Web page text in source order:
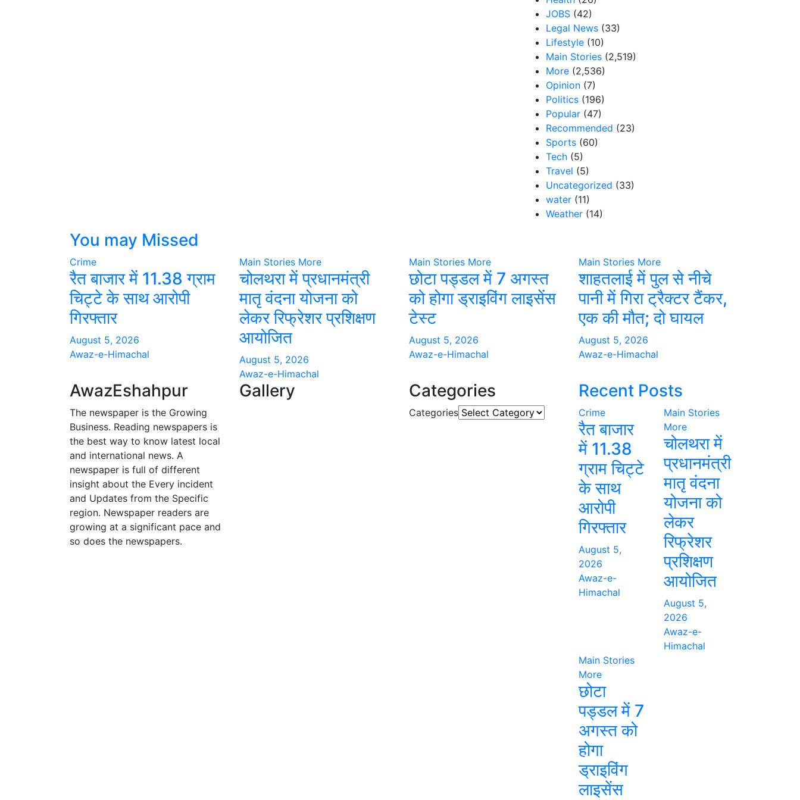
JOBS (42)
Legal News (33)
Lifestyle (10)
Main Stories (2,519)
More (2,536)
Opinion (7)
Politics (196)
Popular (47)
Recommended (23)
Sports (60)
Tech (5)
Travel (5)
Uncategorized (33)
water (11)
Weather (14)
You may Missed
Crime
रैत बाजार में 11.38 ग्राम
चिट्टे के साथ आरोपी
गिरफ्तार
August 5, 2026
Awaz-e-Himachal
Main Stories More
चोलथरा में प्रधानमंत्री
मातृ वंदना योजना को
लेकर रिफ्रेशर प्रशिक्षण
आयोजित
August 5, 2026
Awaz-e-Himachal
Main Stories More
छोटा पड्डल में 7 अगस्त
को होगा ड्राइविंग लाइसेंस
टेस्ट
August 5, 2026
Awaz-e-Himachal
Main Stories More
शाहतलाई में पुल से नीचे
पानी में गिरा ट्रैक्टर टैंकर,
एक की मौत; दो घायल
August 5, 2026
Awaz-e-Himachal
AwazEshahpur
The newspaper is the Growing
Business. Reading newspapers is
the best way to know latest local
and international news. A
newspaper is full of different
insight about the Every incident
and Updates from the Specific
region. Newspaper readers are
growing at a significant pace and
so does the newspapers.
Gallery Categories
Categories
Recent Posts
Crime
रैत बाजार
में 11.38
ग्राम चिट्टे
के साथ
आरोपी
गिरफ्तार
August 5,
2026
Awaz-e-
Himachal
Main Stories
More
चोलथरा में
प्रधानमंत्री
मातृ वंदना
योजना को
लेकर
रिफ्रेशर
प्रशिक्षण
आयोजित
August 5,
2026
Awaz-e-
Himachal
Main Stories
More
छोटा
पड्डल में 7
अगस्त को
होगा
ड्राइविंग
लाइसेंस